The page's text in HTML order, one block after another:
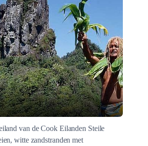
van de Cook Eilanden Steile
witte zandstranden met